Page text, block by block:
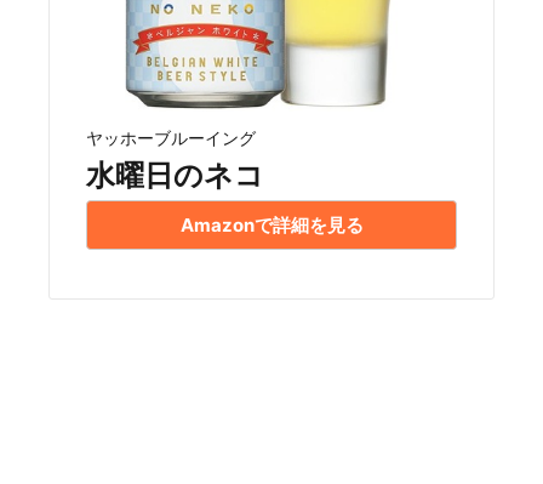
ヤッホーブルーイング
水曜日のネコ
Amazonで詳細を見る